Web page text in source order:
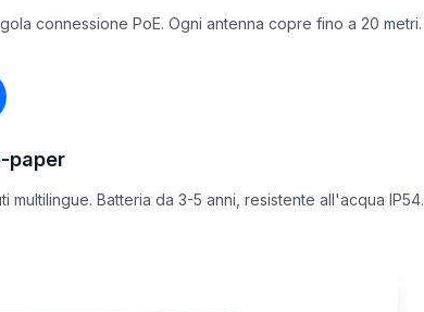
connessione PoE. Ogni antenna copre fino a 20 metri.
paper
Batteria da 3-5 anni, resistente all'acqua IP54.